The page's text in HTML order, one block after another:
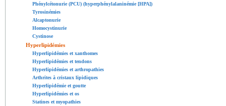
Phénylcétonurie (PCU) (hyperphénylalaninémie [HPA])
Tyrosinémies
Alcaptonurie
Homocystinurie
Cystinose
Hyperlipidémies
Hyperlipidémies et xanthomes
Hyperlipidémies et tendons
Hyperlipidémies et arthropathies
Arthrites à cristaux lipidiques
Hyperlipidémie et goutte
Hyperlipidémies et os
Statines et myopathies